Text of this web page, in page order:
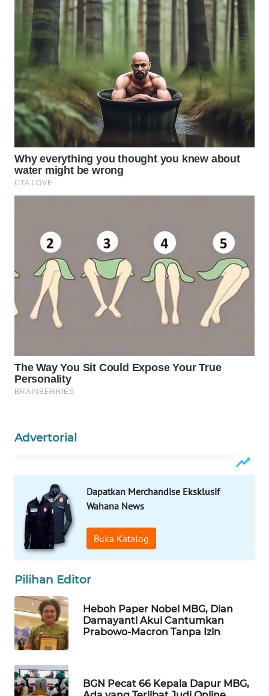
Advertorial
Dapatkan Merchandise Eksklusif
Wahana News
Buka Katalog
Pilihan Editor
Heboh Paper Nobel MBG, Dian
Damayanti Akui Cantumkan
Prabowo-Macron Tanpa Izin
BGN Pecat 66 Kepala Dapur MBG,
TV
WAHANANEWS
WAHANANEWS
CO ID
WAHANANEWS
NET
WAHANA
SPORT
UMKM
WAHANA
SELEB
WAHANA
PERSONA
OTOMOTIF
WAHANA
WAHANA
LAPAK
WAHANA
Wahana
Network
KONSUMEN
LISTRIK
MASYARAKAT
KELISTRIKAN
WALINKI
ID